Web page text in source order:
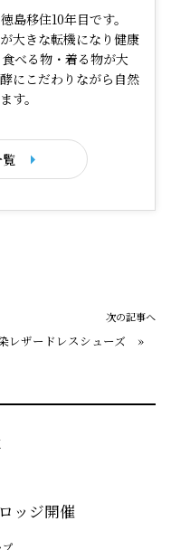
島移住10年目です。
大きな転機になり健康
べる物・着る物が大
にこだわりながら自然
す。
次の記事へ
レザードレスシューズ »
ッジ開催